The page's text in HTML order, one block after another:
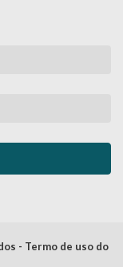
- Termo de uso do